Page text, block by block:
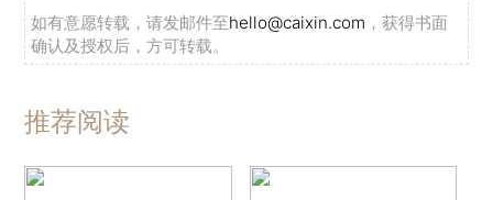
如有意愿转载，请发邮件至hello@caixin.com ，获得书面
确认及授权后，方可转载。
推荐阅读